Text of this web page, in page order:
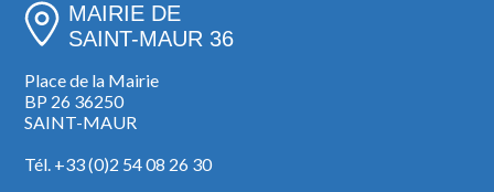
MAIRIE DE
SAINT-MAUR 36
Place de la Mairie
BP 26 36250
SAINT-MAUR
Tél. +33 (0)2 54 08 26 30